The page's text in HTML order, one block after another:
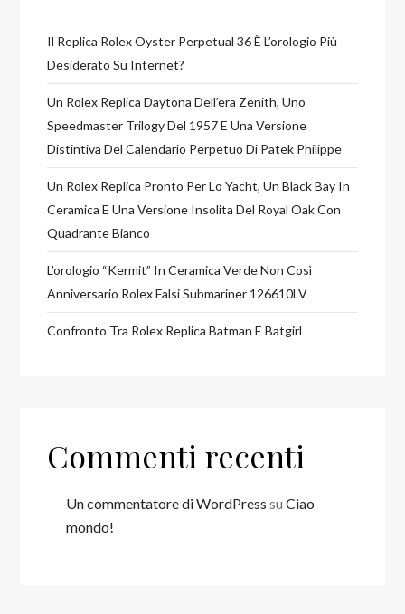
Il Replica Rolex Oyster Perpetual 36 È L’orologio Più
Desiderato Su Internet?
Un Rolex Replica Daytona Dell’era Zenith, Uno
Speedmaster Trilogy Del 1957 E Una Versione
Distintiva Del Calendario Perpetuo Di Patek Philippe
Un Rolex Replica Pronto Per Lo Yacht, Un Black Bay In
Ceramica E Una Versione Insolita Del Royal Oak Con
Quadrante Bianco
L’orologio “Kermit” In Ceramica Verde Non Così
Anniversario Rolex Falsi Submariner 126610LV
Confronto Tra Rolex Replica Batman E Batgirl
Commenti recenti
Un commentatore di WordPress suCiao
mondo!